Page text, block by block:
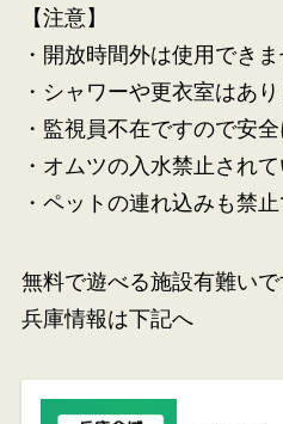
【注意】
・開放時間外は使用できま
・シャワーや更衣室はあり
・監視員不在ですので安全
・オムツの入水禁止されて
・ペットの連れ込みも禁止
無料で遊べる施設有難いで
兵庫情報は下記へ